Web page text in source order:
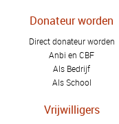
Donateur worden
Direct donateur worden
Anbi en CBF
Als Bedrijf
Als School
Vrijwilligers